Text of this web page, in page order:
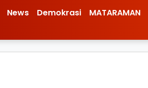
News Demokrasi MATARAMAN